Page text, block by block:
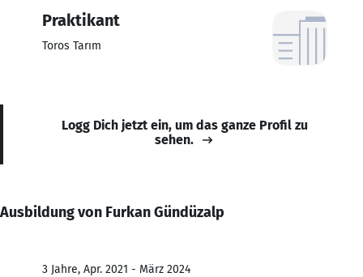
Praktikant
Toros Tarım
Logg Dich jetzt ein, um das ganze Profil zu
sehen.
Ausbildung von Furkan Gündüzalp
3 Jahre, Apr. 2021 - März 2024